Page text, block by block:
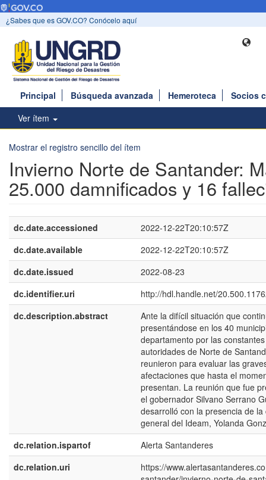
¿Sabes que es GOV.CO? Conócelo aquí
Principal Búsqueda avanzada Hemeroteca
Socios
Ver ítem
Mostrar el registro sencillo del ítem
Invierno Norte de Santander:
25.000 damnificados y 16
dc.date.accessioned
2022-12-22T20:10:57Z
dc.date.available
2022-12-22T20:10:57Z
dc.date.issued
2022-08-23
dc.identifier.uri
http://hdl.handle.net/
dc.description.abstract
Ante la difícil situación que
presentándose en los 40
departamento por las
autoridades de Norte de
reunieron para evaluar las
afectaciones que hasta el
presentan. La reunión que fue
el gobernador Silvano Serrano
desarrolló con la presencia de la
general del Ideam, Yolanda
dc.relation.ispartof
Alerta Santanderes
dc.relation.uri
https://